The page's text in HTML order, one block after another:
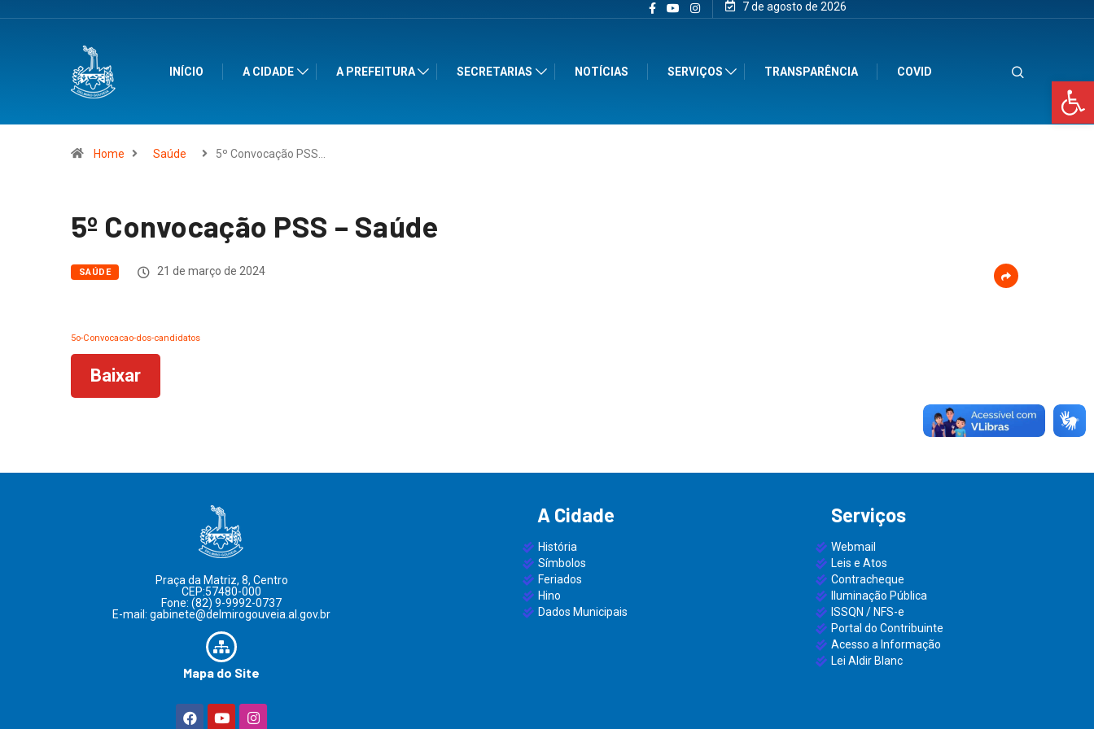
7 de agosto de 2026
INÍCIO A CIDADE A PREFEITURA SECRETARIAS NOTÍCIAS SERVIÇOS TRANSPARÊNCIA COVID
Home Saúde 5º Convocação PSS…
5º Convocação PSS – Saúde
SAÚDE 21 de março de 2024
5o-Convocacao-dos-candidatos
Baixar
Praça da Matriz, 8, Centro
CEP:57480-000
Fone: (82) 9-9992-0737
E-mail: gabinete@delmirogouveia.al.gov.br
Mapa do Site
A Cidade
História
Símbolos
Feriados
Hino
Dados Municipais
Serviços
Webmail
Leis e Atos
Contracheque
Iluminação Pública
ISSQN / NFS-e
Portal do Contribuinte
Acesso a Informação
Lei Aldir Blanc